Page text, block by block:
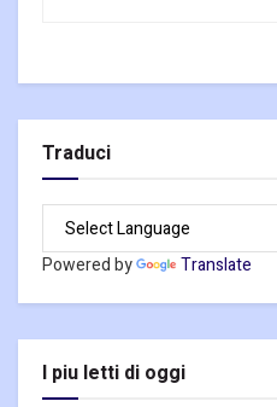
Traduci
Powered by Translate
I piu letti di oggi